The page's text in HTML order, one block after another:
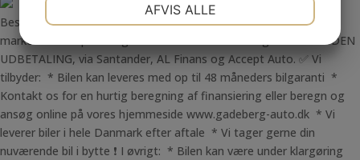
Beskrivelse fortsat...
markedets skarpeste og mest fleksible finansiering – MED & UDEN
UDBETALING, via Santander, AL Finans og Accept Auto. ✅ Vi
tilbyder: * Bilen kan leveres med op til 48 måneders bilgaranti *
Kontakt os for en hurtig beregning af finansiering eller beregn og
ansøg online på vores hjemmeside www.gadeberg-auto.dk * Vi
leverer biler i hele Danmark efter aftale * Vi tager gerne din
nuværende bil i bytte ❗ I øvrigt: * Bilen kan være under klargøring
MARKETING STATISTIK
AFVIS ALLE